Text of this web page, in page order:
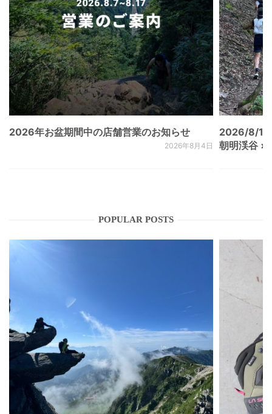
2026年お盆期間中の店舗営業のお知らせ
2026年8月4日
2026/8/
朝明渓谷 ×
POPULAR POSTS